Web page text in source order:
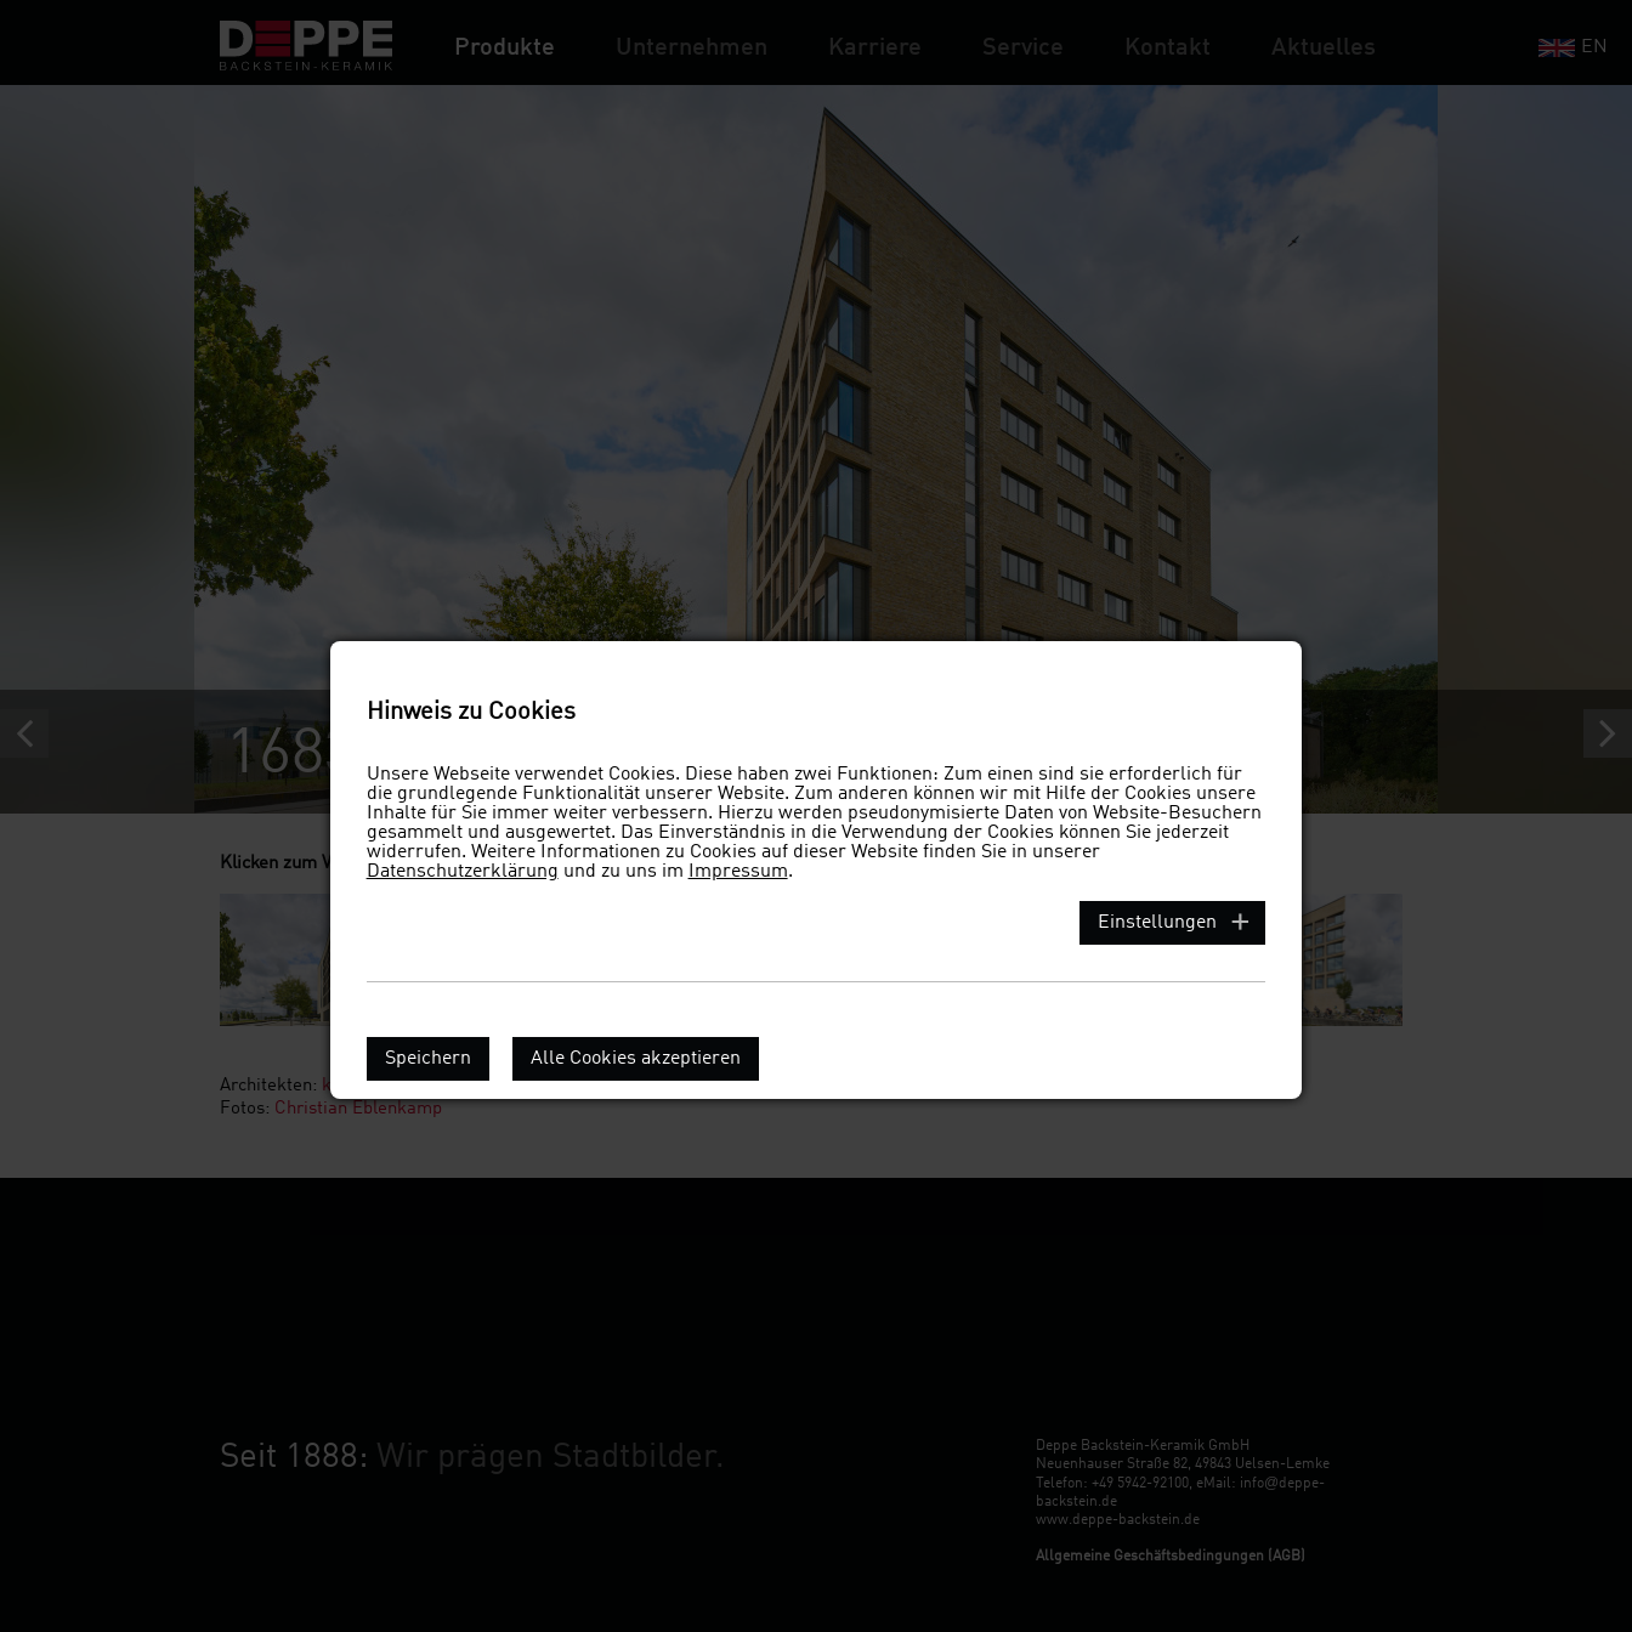
Produkte Unternehmen Karriere Service Kontakt Aktuelles EN
1683hgws CARL, Aachen
Klicken zum Vergrößern
Architekten: kister scheithauer gross architekten und stadtplaner
Fotos: Christian Eblenkamp
Seit 1888: Wir prägen Stadtbilder.
Deppe Backstein-Keramik GmbH
Neuenhauser Straße 82, 49843 Uelsen-Lemke
Telefon: +49 5942-92100, eMail: info@deppe-
backstein.de
www.deppe-backstein.de
Allgemeine Geschäftsbedingungen (AGB)
Hinweis zu Cookies
Unsere Webseite verwendet Cookies. Diese haben zwei Funktionen: Zum einen sind sie erforderlich für
die grundlegende Funktionalität unserer Website. Zum anderen können wir mit Hilfe der Cookies unsere
Inhalte für Sie immer weiter verbessern. Hierzu werden pseudonymisierte Daten von Website-Besuchern
gesammelt und ausgewertet. Das Einverständnis in die Verwendung der Cookies können Sie jederzeit
widerrufen. Weitere Informationen zu Cookies auf dieser Website finden Sie in unserer
Datenschutzerklärung und zu uns im Impressum.
Einstellungen
Speichern Alle Cookies akzeptieren